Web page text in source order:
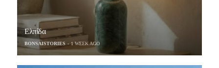
Ελπίδα
BONSAISTORIES 1 WEEK AGO